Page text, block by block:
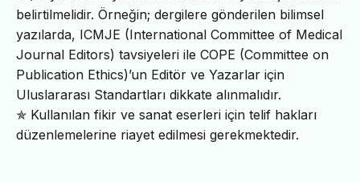
belirtilmelidir. Örneğin; dergilere gönderilen bilimsel
yazılarda, ICMJE (International Committee of Medical
Journal Editors) tavsiyeleri ile COPE (Committee on
Publication Ethics)’un Editör ve Yazarlar için
Uluslararası Standartları dikkate alınmalıdır.
✯ Kullanılan fikir ve sanat eserleri için telif hakları
düzenlemelerine riayet edilmesi gerekmektedir.